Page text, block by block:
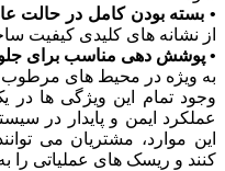
• بسته بودن کامل در حالت
از نشانه ‌های کلیدی کیفیت
• پوشش ‌دهی مناسب برای
به ویژه در محیط ‌های مرطوب
وجود تمام این ویژگی ‌ها در
عملکرد ایمن و پایدار در
این موارد، مشتریان می
کنند و ریسک ‌های عملیاتی را